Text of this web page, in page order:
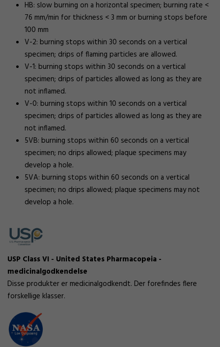
HB: slow burning on a horizontal specimen; burning rate <
76 mm/min for thickness < 3 mm or burning stops before
100 mm
V-2: burning stops within 30 seconds on a vertical
specimen; drips of flaming particles are allowed.
V-1: burning stops within 30 seconds on a vertical
specimen; drips of particles allowed as long as they are
not inflamed.
V-0: burning stops within 10 seconds on a vertical
specimen; drips of particles allowed as long as they are
not inflamed.
5VB: burning stops within 60 seconds on a vertical
specimen; no drips allowed; plaque specimens may
develop a hole.
5VA: burning stops within 60 seconds on a vertical
specimen; no drips allowed; plaque specimens may not
develop a hole.
USP Class VI - United States Pharmacopeia -
medicinalgodkendelse
Disse produkter er medicinalgodkendt. Der forefindes flere
forskellige klasser.